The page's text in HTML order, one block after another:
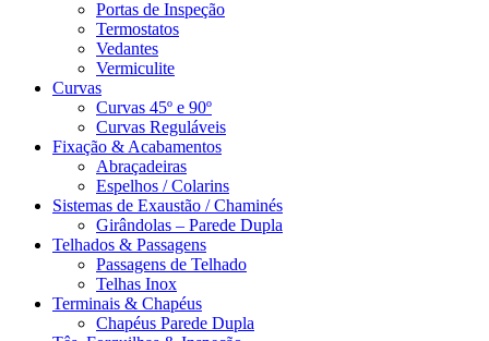
Portas de Inspeção
Termostatos
Vedantes
Vermiculite
Curvas
Curvas 45º e 90º
Curvas Reguláveis
Fixação & Acabamentos
Abraçadeiras
Espelhos / Colarins
Sistemas de Exaustão / Chaminés
Girândolas – Parede Dupla
Telhados & Passagens
Passagens de Telhado
Telhas Inox
Terminais & Chapéus
Chapéus Parede Dupla